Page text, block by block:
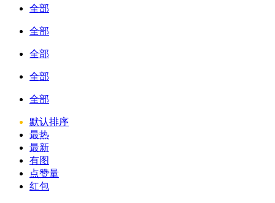
全部
全部
全部
全部
全部
默认排序
最热
最新
有图
点赞量
红包